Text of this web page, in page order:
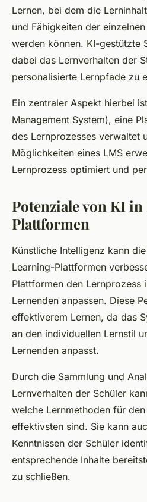
Lernen, bei dem die
und Fähigkeiten der
werden können. KI-gestützte
dabei das Lernverhalten der
personalisierte Lernpfade zu
Ein zentraler Aspekt hierbei
Management System), eine
des Lernprozesses verwaltet
Möglichkeiten eines LMS
Lernprozess optimiert und
Potenziale von KI
Plattformen
Künstliche Intelligenz kann
Learning-Plattformen
Plattformen den Lernprozess
Lernenden anpassen. Diese
effektiverem Lernen, da das
an den individuellen Lernstil
Lernenden anpasst.
Durch die Sammlung und
Lernverhalten der Schüler
welche Lernmethoden für
effektivsten sind. Sie kann
Kenntnissen der Schüler
entsprechende Inhalte
zu schließen.